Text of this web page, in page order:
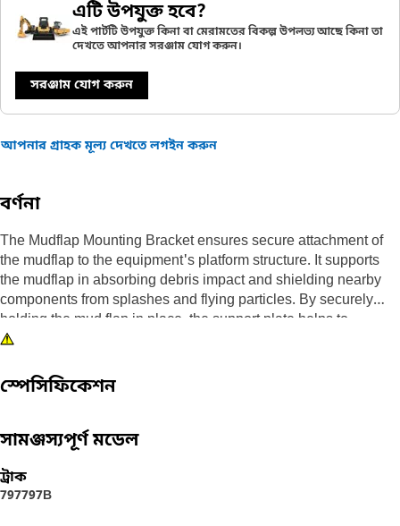
এটি উপযুক্ত হবে?
এই পার্টটি উপযুক্ত কিনা বা মেরামতের বিকল্প উপলভ্য আছে কিনা তা
দেখতে আপনার সরঞ্জাম যোগ করুন।
সরঞ্জাম যোগ করুন
আপনার গ্রাহক মূল্য দেখতে লগইন করুন
বর্ণনা
The Mudflap Mounting Bracket ensures secure attachment of
the mudflap to the equipment's platform structure. It supports
the mudflap in absorbing debris impact and shielding nearby
components from splashes and flying particles. By securely
holding the mud flap in place, the support plate helps to
maintain its position and effectiveness, ensuring it adequately
terrain.
• Prevents mudflap entanglement with tires or tracks, ensuring
safety.
স্পেসিফিকেশন
সামঞ্জস্যপূর্ণ মডেল
ট্রাক
797797B